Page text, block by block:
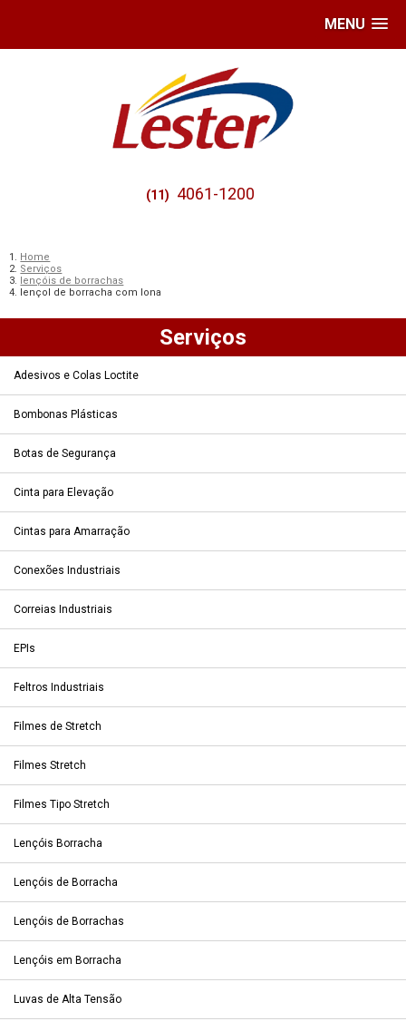
MENU
(11) 4061-1200
Home
Serviços
lençóis de borrachas
lençol de borracha com lona
Serviços
Adesivos e Colas Loctite
Bombonas Plásticas
Botas de Segurança
Cinta para Elevação
Cintas para Amarração
Conexões Industriais
Correias Industriais
EPIs
Feltros Industriais
Filmes de Stretch
Filmes Stretch
Filmes Tipo Stretch
Lençóis Borracha
Lençóis de Borracha
Lençóis de Borrachas
Lençóis em Borracha
Luvas de Alta Tensão